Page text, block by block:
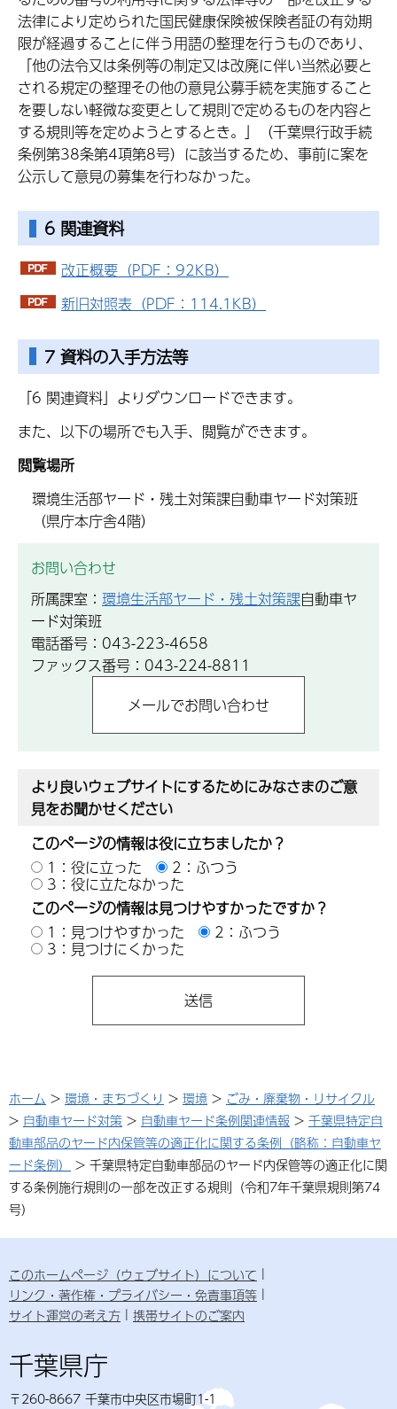
法律により定められた国民健康保険被保険者証の有効期
限が経過することに伴う用語の整理を行うものであり、
「他の法令又は条例等の制定又は改廃に伴い当然必要と
される規定の整理その他の意見公募手続を実施すること
を要しない軽微な変更として規則で定めるものを内容と
する規則等を定めようとするとき。」（千葉県行政手続
条例第38条第4項第8号）に該当するため、事前に案を
公示して意見の募集を行わなかった。
6 関連資料
改正概要（PDF：92KB）
新旧対照表（PDF：114.1KB）
7 資料の入手方法等
「6 関連資料」よりダウンロードできます。
また、以下の場所でも入手、閲覧ができます。
閲覧場所
環境生活部ヤード・残土対策課自動車ヤード対策班
（県庁本庁舎4階）
お問い合わせ
所属課室： 環境生活部ヤード・残土対策課自動車ヤ
ード対策班
電話番号：043-223-4658
ファックス番号：043-224-8811
より良いウェブサイトにするためにみなさまのご意
見をお聞かせください
このページの情報は役に立ちましたか？
1：役に立った
2：ふつう
3：役に立たなかった
このページの情報は見つけやすかったですか？
1：見つけやすかった
2：ふつう
3：見つけにくかった
ホーム > 環境・まちづくり > 環境 > ごみ・廃棄物・リサイクル
> 自動車ヤード対策 > 自動車ヤード条例関連情報 > 千葉県特定自
動車部品のヤード内保管等の適正化に関する条例（略称：自動車ヤ
ード条例）
> 千葉県特定自動車部品のヤード内保管等の適正化に関
する条例施行規則の一部を改正する規則（令和7年千葉県規則第74
号）
このホームページ（ウェブサイト）について
リンク・著作権・プライバシー・免責事項等
サイト運営の考え方
携帯サイトのご案内
千葉県庁
〒260-8667 千葉市中央区市場町1-1